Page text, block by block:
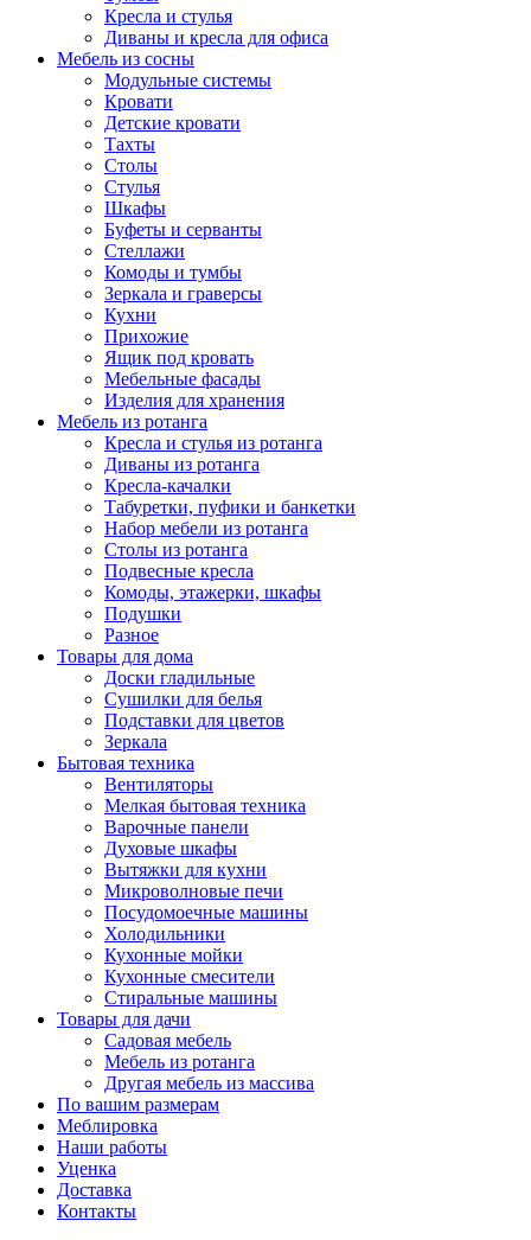
Кресла и стулья
Диваны и кресла для офиса
Мебель из сосны
Модульные системы
Кровати
Детские кровати
Тахты
Столы
Стулья
Шкафы
Буфеты и серванты
Стеллажи
Комоды и тумбы
Зеркала и граверсы
Кухни
Прихожие
Ящик под кровать
Мебельные фасады
Изделия для хранения
Мебель из ротанга
Кресла и стулья из ротанга
Диваны из ротанга
Кресла-качалки
Табуретки, пуфики и банкетки
Набор мебели из ротанга
Столы из ротанга
Подвесные кресла
Комоды, этажерки, шкафы
Подушки
Разное
Товары для дома
Доски гладильные
Сушилки для белья
Подставки для цветов
Зеркала
Бытовая техника
Вентиляторы
Мелкая бытовая техника
Варочные панели
Духовые шкафы
Вытяжки для кухни
Микроволновые печи
Посудомоечные машины
Холодильники
Кухонные мойки
Кухонные смесители
Стиральные машины
Товары для дачи
Садовая мебель
Мебель из ротанга
Другая мебель из массива
По вашим размерам
Меблировка
Наши работы
Уценка
Доставка
Контакты